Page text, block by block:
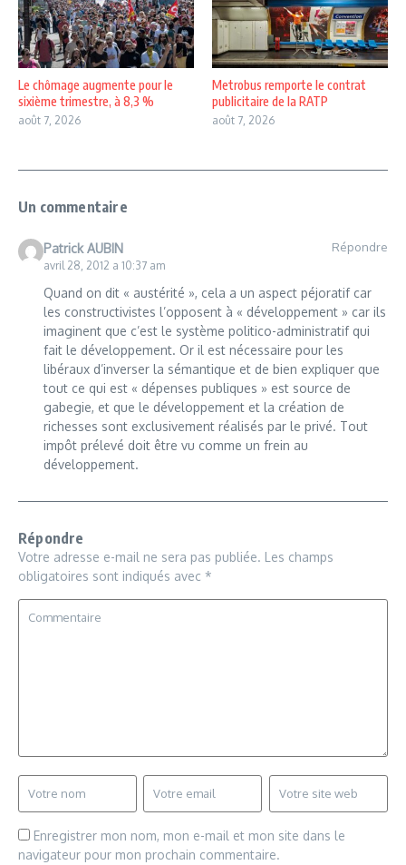
Le chômage augmente pour le
sixième trimestre, à 8,3 %
août 7, 2026
Metrobus remporte le contrat
publicitaire de la RATP
août 7, 2026
Un commentaire
Patrick AUBIN
avril 28, 2012 a 10:37 am
Répondre
Quand on dit « austérité », cela a un aspect péjoratif car
les constructivistes l’opposent à « développement » car ils
imaginent que c’est le système politico-administratif qui
fait le développement. Or il est nécessaire pour les
libéraux d’inverser la sémantique et de bien expliquer que
tout ce qui est « dépenses publiques » est source de
gabegie, et que le développement et la création de
richesses sont exclusivement réalisés par le privé. Tout
impôt prélevé doit être vu comme un frein au
développement.
Répondre
Votre adresse e-mail ne sera pas publiée. Les champs
obligatoires sont indiqués avec *
Enregistrer mon nom, mon e-mail et mon site dans le
navigateur pour mon prochain commentaire.